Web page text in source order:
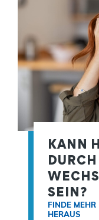
KANN
SEIN?
FINDE MEHR
HERAUS